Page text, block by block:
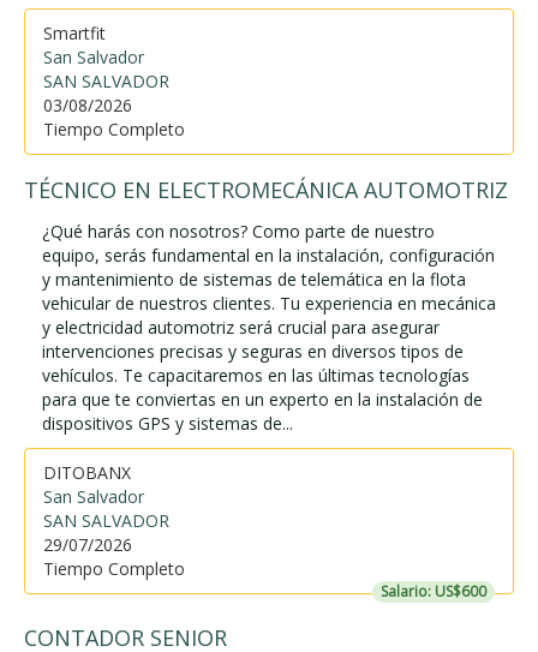
Smartfit
San Salvador
SAN SALVADOR
03/08/2026
Tiempo Completo
TÉCNICO EN ELECTROMECÁNICA AUTOMOTRIZ
¿Qué harás con nosotros? Como parte de nuestro
equipo, serás fundamental en la instalación, configuración
y mantenimiento de sistemas de telemática en la flota
vehicular de nuestros clientes. Tu experiencia en mecánica
y electricidad automotriz será crucial para asegurar
intervenciones precisas y seguras en diversos tipos de
vehículos. Te capacitaremos en las últimas tecnologías
para que te conviertas en un experto en la instalación de
dispositivos GPS y sistemas de...
DITOBANX
San Salvador
SAN SALVADOR
29/07/2026
Tiempo Completo
Salario: US$600
CONTADOR SENIOR